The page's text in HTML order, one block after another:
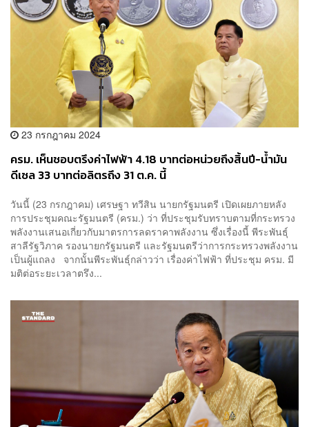
23 กรกฎาคม 2024
ครม. เห็นชอบตรึงค่าไฟฟ้า 4.18 บาทต่อหน่วยถึงสิ้นปี-น้ำมัน
ดีเซล 33 บาทต่อลิตรถึง 31 ต.ค. นี้
วันนี้ (23 กรกฎาคม) เศรษฐา ทวีสิน นายกรัฐมนตรี เปิดเผยภายหลัง
การประชุมคณะรัฐมนตรี (ครม.) ว่า ที่ประชุมรับทราบตามที่กระทรวง
พลังงานเสนอเกี่ยวกับมาตรการลดราคาพลังงาน ซึ่งเรื่องนี้ พีระพันธุ์
สาลีรัฐวิภาค รองนายกรัฐมนตรี และรัฐมนตรีว่าการกระทรวงพลังงาน
เป็นผู้แถลง จากนั้นพีระพันธุ์กล่าวว่า เรื่องค่าไฟฟ้า ที่ประชุม ครม. มี
มติต่อระยะเวลาตรึง...